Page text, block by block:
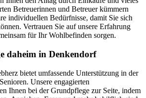
Betreuerinnen und Betreuer kümmern
individuellen Bedürfnisse, damit Sie sich
Vertrauen Sie auf unsere Erfahrung
für Ihr Wohlbefinden sorgen.
daheim in Denkendorf
bietet umfassende Unterstützung in der
Unsere engagierten
Ihnen bei der Grundpflege zur Seite, indem